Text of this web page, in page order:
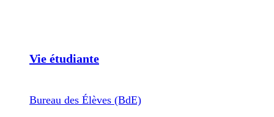
Vie étudiante
Bureau des Élèves (BdE)